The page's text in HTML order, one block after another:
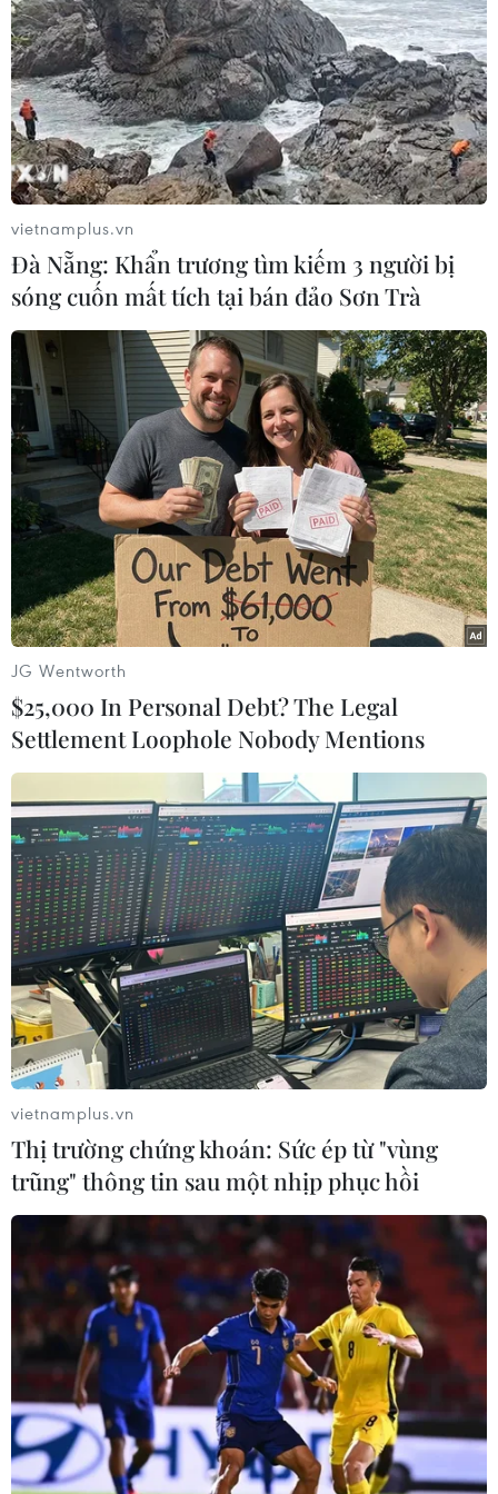
Doanh thu của Lego sụt giảm lần đầu tiên
kể từ năm 2004
07/03/2018 03:08
Theo kết quả sản xuất và kinh doanh năm 2017 công bố
ngày 6/3, doanh thu của Lego đã giảm 7.7% so với
năm 2016 xuống còn 4,7 tỷ euro. Đây là lần đầu tiên
doanh thu của hãng bị thu hẹp kể từ năm 2004.
Học sinh Việt giành giải cao nhất cuộc thi
First Lego League 2018
22/04/2018 05:56
Đội tuyển học sinh tiểu học của Việt Nam giành một
trong bốn giải thưởng cao nhất của cuộc thi Khoa học
Ứng dụng quốc tế First Lego League (FLL) 2018 tổ chức
tại Houston (Mỹ).
vietnamplus.vn
Đà Nẵng: Khẩn trương tìm kiếm 3 người bị
sóng cuốn mất tích tại bán đảo Sơn Trà
JG Wentworth
$25,000 In Personal Debt? The Legal
Settlement Loophole Nobody Mentions
vietnamplus.vn
Thị trường chứng khoán: Sức ép từ "vùng
trũng" thông tin sau một nhịp phục hồi